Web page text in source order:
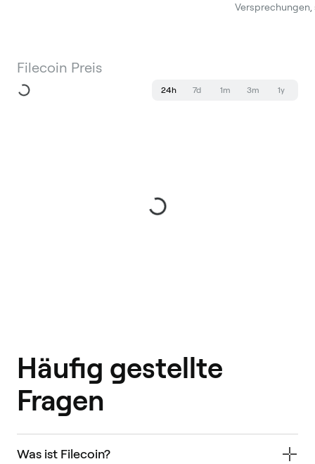
Versprechungen,
Filecoin Preis
24h 7d 1m 3m 1y
Häufig gestellte
Fragen
Was ist Filecoin?